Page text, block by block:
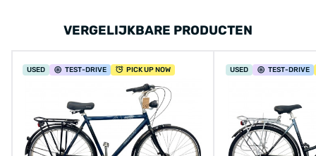
VERGELIJKBARE PRODUCTEN
USED TEST-DRIVE PICK UP NOW USED TEST-DRIVE